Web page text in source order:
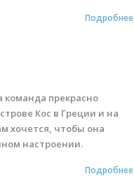
Подробнее
команда прекрасно
Кос в Греции и на
хочется, чтобы она
настроении.
Подробнее